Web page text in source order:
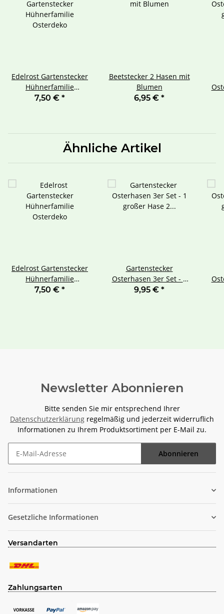
Edelrost Gartenstecker
Hühnerfamilie
Osterdeko
7,50 € *
Beetstecker 2 Hasen mit
Blumen
6,95 € *
Ähnliche Artikel
Edelrost Gartenstecker
Hühnerfamilie
Osterdeko
7,50 € *
Gartenstecker
Osterhasen 3er Set - 1
großer Hase 2 Häschen
9,95 € *
Newsletter Abonnieren
Bitte senden Sie mir entsprechend Ihrer
Datenschutzerklärung regelmäßig und jederzeit widerruflich
Informationen zu Ihrem Produktsortiment per E-Mail zu.
Abonnieren
Informationen
Gesetzliche Informationen
Versandarten
Zahlungsarten